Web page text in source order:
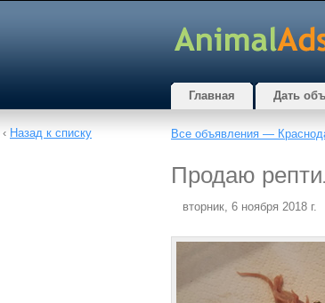
Главная Дать
Все объявления —
Продаю
вторник, 6 ноября 2018 г.
‹ Назад к списку